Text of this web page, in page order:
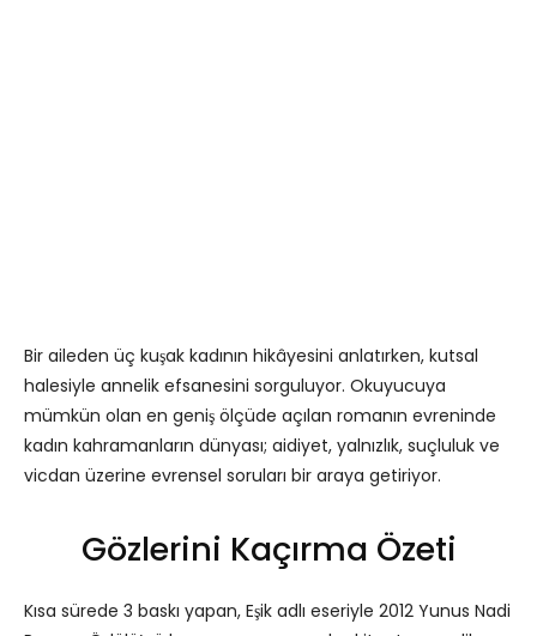
Bir aileden üç kuşak kadının hikâyesini anlatırken, kutsal
halesiyle annelik efsanesini sorguluyor. Okuyucuya
mümkün olan en geniş ölçüde açılan romanın evreninde
kadın kahramanların dünyası; aidiyet, yalnızlık, suçluluk ve
vicdan üzerine evrensel soruları bir araya getiriyor.
Gözlerini Kaçırma Özeti
Kısa sürede 3 baskı yapan, Eşik adlı eseriyle 2012 Yunus Nadi